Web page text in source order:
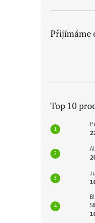
Přijímáme
Top 10